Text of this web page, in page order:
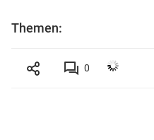
Themen:
0